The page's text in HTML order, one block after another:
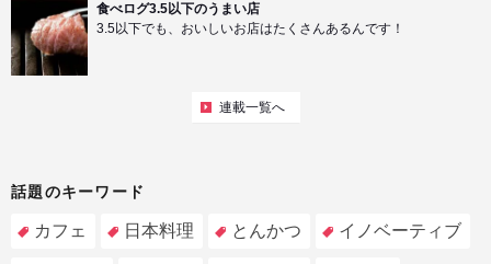
食べログ3.5以下のうまい店
3.5以下でも、おいしいお店はたくさんあるんです！
連載一覧へ
話題のキーワード
カフェ 日本料理 とんかつ イノベーティブ